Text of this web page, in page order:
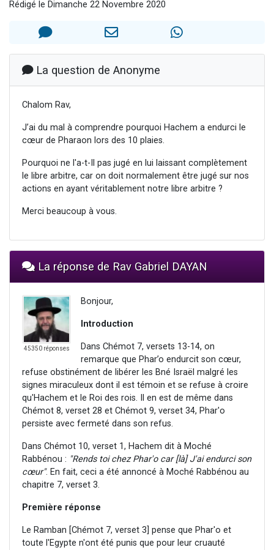
Il reste 49 places pour étudier en groupe sur Zoom
2 personnes viennent de faire un don pour Tsédaka : pauvres d'Israel
Rédigé le Dimanche 22 Novembre 2020
La question de Anonyme
Chalom Rav,
J’ai du mal à comprendre pourquoi Hachem a endurci le
cœur de Pharaon lors des 10 plaies.
Pourquoi ne l'a-t-Il pas jugé en lui laissant complètement
le libre arbitre, car on doit normalement être jugé sur nos
actions en ayant véritablement notre libre arbitre ?
Merci beaucoup à vous.
La réponse de Rav Gabriel DAYAN
45350 réponses
Bonjour,
Introduction
Dans Chémot 7, versets 13-14, on
remarque que Phar’o endurcit son cœur,
refuse obstinément de libérer les Bné Israël malgré les
signes miraculeux dont il est témoin et se refuse à croire
qu'Hachem et le Roi des rois. Il en est de même dans
Chémot 8, verset 28 et Chémot 9, verset 34, Phar'o
persiste avec fermeté dans son refus.
Dans Chémot 10, verset 1, Hachem dit à Moché
Rabbénou : "Rends toi chez Phar'o car [là] J'ai endurci son
cœur". En fait, ceci a été annoncé à Moché Rabbénou au
chapitre 7, verset 3.
Première réponse
Le Ramban [Chémot 7, verset 3] pense que Phar'o et
toute l'Egypte n'ont été punis que pour leur cruauté